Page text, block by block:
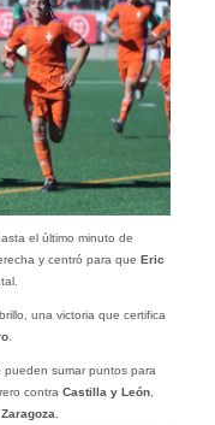
el último minuto de
y centró para que Eric
una victoria que certifica
.
sumar puntos para
contra Castilla y León,
Zaragoza